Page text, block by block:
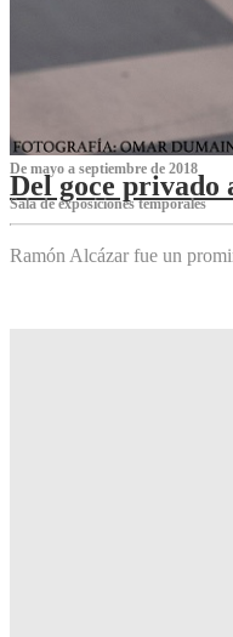
De mayo a septiembre de 2018
Del goce privado
Sala de exposiciones temporales
Ramón Alcázar fue un